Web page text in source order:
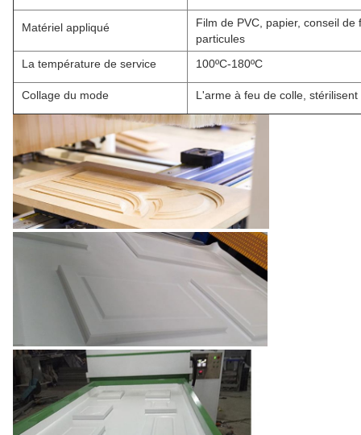
Matériel appliqué
Film de PVC, papier, conseil
particules
La température de service
100ºC-180ºC
Collage du mode L'arme à feu de colle, stérilisent